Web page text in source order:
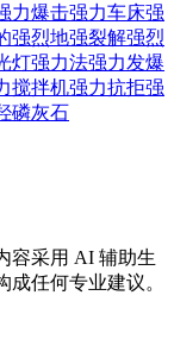
力爆击强力车床强
强烈地强裂解强烈
灯强力法强力发爆
搅拌机强力抗拒强
磷灰石
容采用 AI 辅助生
任何专业建议。